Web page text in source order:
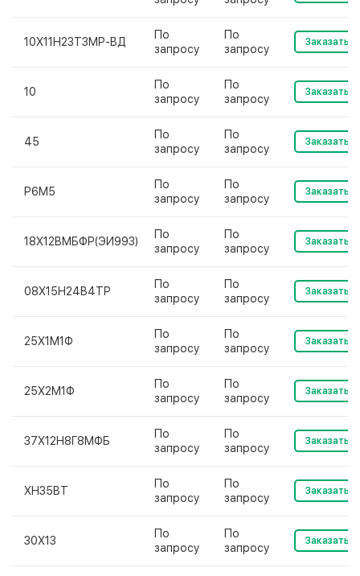
10Х11Н23Т3МР-ВД
По
запросу
По
запросу
Заказать
10
По
запросу
По
запросу
Заказать
45
По
запросу
По
запросу
Заказать
Р6М5
По
запросу
По
запросу
Заказать
18Х12ВМБФР(ЭИ993)
По
запросу
По
запросу
Заказать
08Х15Н24В4ТР
По
запросу
По
запросу
Заказать
25Х1М1Ф
По
запросу
По
запросу
Заказать
25Х2М1Ф
По
запросу
По
запросу
Заказать
37Х12Н8Г8МФБ
По
запросу
По
запросу
Заказать
ХН35ВТ
По
запросу
По
запросу
Заказать
30Х13
По
запросу
По
запросу
Заказать